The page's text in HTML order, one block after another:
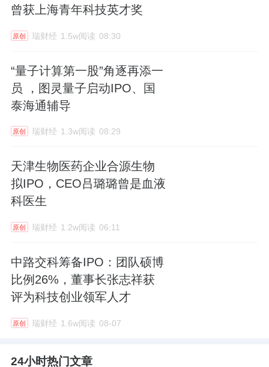
曾获上海青年科技英才奖
原创 瑞财经 1.5w阅读 08:30
“量子计算第一股”角逐再添一
员 ，图灵量子启动IPO、国
泰海通辅导
原创 瑞财经 1.3w阅读 08:29
天津生物医药企业合源生物
拟IPO，CEO吕璐璐曾是血液
科医生
原创 瑞财经 1.2w阅读 06:11
中路交科筹备IPO：团队硕博
比例26%，董事长张志祥获
评为科技创业领军人才
原创 瑞财经 1.6w阅读 08-07
24小时热门文章